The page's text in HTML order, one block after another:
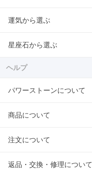
運気から選ぶ
星座石から選ぶ
ヘルプ
パワーストーンについて
商品について
注文について
返品・交換・修理について